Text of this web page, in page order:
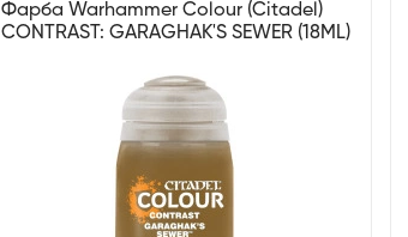
Фарба Warhammer Colour (Citadel)
CONTRAST: GARAGHAK'S SEWER (18ML)